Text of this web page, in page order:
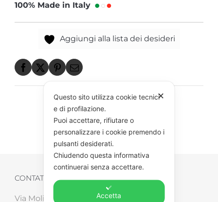
100% Made in Italy
Aggiungi alla lista dei desideri
CONTATTI
Via Molinara, 87/B – 52041 Tegoleto (AR)
✕
Questo sito utilizza cookie tecnici
e di profilazione.
Puoi accettare, rifiutare o
personalizzare i cookie premendo i
pulsanti desiderati.
Chiudendo questa informativa
continuerai senza accettare.
Accetta